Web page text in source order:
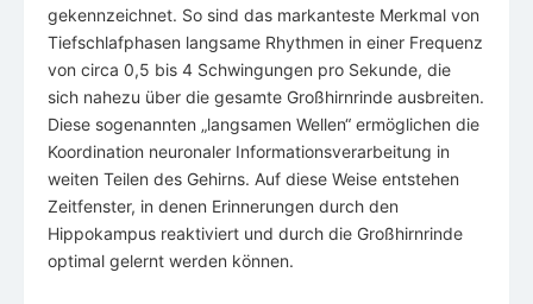
gekennzeichnet. So sind das markanteste Merkmal von
Tiefschlafphasen langsame Rhythmen in einer Frequenz
von circa 0,5 bis 4 Schwingungen pro Sekunde, die
sich nahezu über die gesamte Großhirnrinde ausbreiten.
Diese sogenannten „langsamen Wellen“ ermöglichen die
Koordination neuronaler Informationsverarbeitung in
weiten Teilen des Gehirns. Auf diese Weise entstehen
Zeitfenster, in denen Erinnerungen durch den
Hippokampus reaktiviert und durch die Großhirnrinde
optimal gelernt werden können.